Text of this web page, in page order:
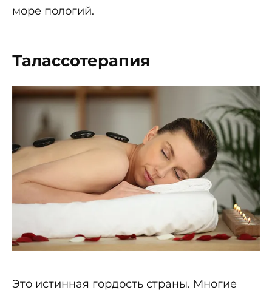
море пологий.
Талассотерапия
Это истинная гордость страны. Многие